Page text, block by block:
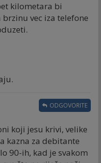
kilometara bi
vec iza telefone
koji jesu krivi, velike
kazna za debitante
90-ih, kad je svakom
ODGOVORITE